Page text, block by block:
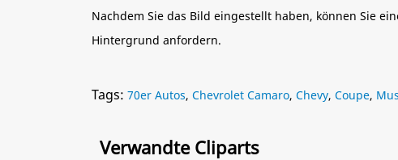
Nachdem Sie das Bild eingestellt haben, können Sie
Hintergrund anfordern.
Tags: 70er Autos, Chevrolet Camaro, Chevy, Coupe,
Verwandte Cliparts